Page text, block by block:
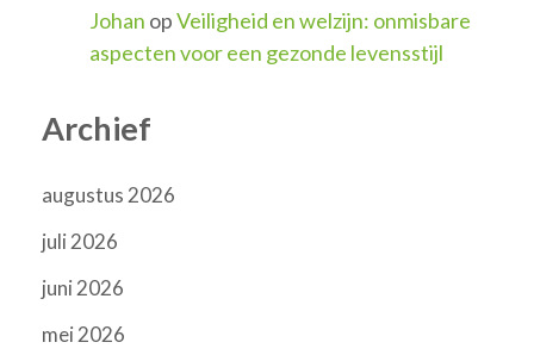
Johan opVeiligheid en welzijn: onmisbare
aspecten voor een gezonde levensstijl
Archief
augustus 2026
juli 2026
juni 2026
mei 2026